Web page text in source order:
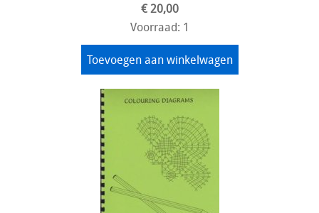
€ 20,00
Voorraad: 1
Toevoegen aan winkelwagen